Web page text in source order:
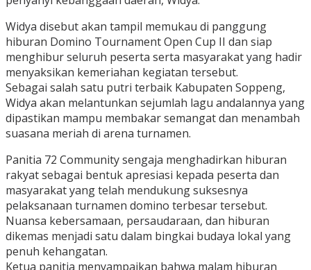
Widya disebut akan tampil memukau di panggung
hiburan Domino Tournament Open Cup II dan siap
menghibur seluruh peserta serta masyarakat yang hadir
menyaksikan kemeriahan kegiatan tersebut.
Sebagai salah satu putri terbaik Kabupaten Soppeng,
Widya akan melantunkan sejumlah lagu andalannya yang
dipastikan mampu membakar semangat dan menambah
suasana meriah di arena turnamen.
Panitia 72 Community sengaja menghadirkan hiburan
rakyat sebagai bentuk apresiasi kepada peserta dan
masyarakat yang telah mendukung suksesnya
pelaksanaan turnamen domino terbesar tersebut.
Nuansa kebersamaan, persaudaraan, dan hiburan
dikemas menjadi satu dalam bingkai budaya lokal yang
penuh kehangatan.
Ketua panitia menyampaikan bahwa malam hiburan